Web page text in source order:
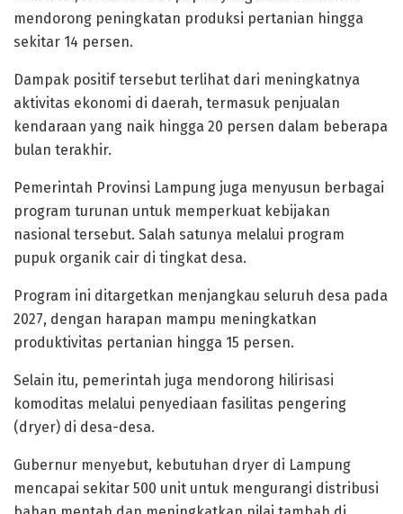
mendorong peningkatan produksi pertanian hingga
sekitar 14 persen.
Dampak positif tersebut terlihat dari meningkatnya
aktivitas ekonomi di daerah, termasuk penjualan
kendaraan yang naik hingga 20 persen dalam beberapa
bulan terakhir.
Pemerintah Provinsi Lampung juga menyusun berbagai
program turunan untuk memperkuat kebijakan
nasional tersebut. Salah satunya melalui program
pupuk organik cair di tingkat desa.
Program ini ditargetkan menjangkau seluruh desa pada
2027, dengan harapan mampu meningkatkan
produktivitas pertanian hingga 15 persen.
Selain itu, pemerintah juga mendorong hilirisasi
komoditas melalui penyediaan fasilitas pengering
(dryer) di desa-desa.
Gubernur menyebut, kebutuhan dryer di Lampung
mencapai sekitar 500 unit untuk mengurangi distribusi